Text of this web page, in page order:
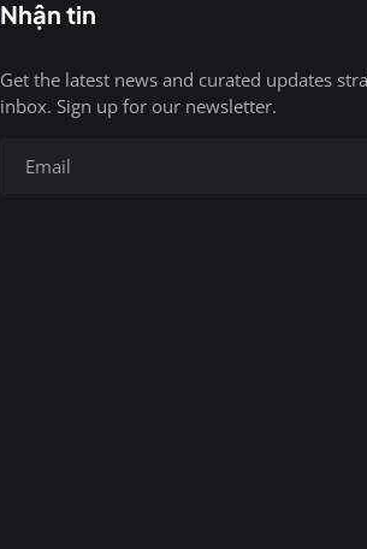
Nhận tin
Get the latest news and curated updates
inbox. Sign up for our newsletter.